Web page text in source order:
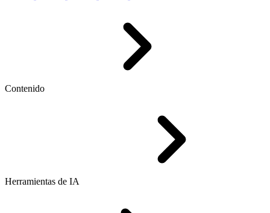
Contenido
Herramientas de IA